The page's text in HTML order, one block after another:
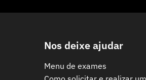
Nos deixe ajudar
Menu de exames